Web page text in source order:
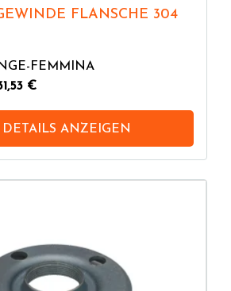
FLANSCHE 304
FEMMINA
€
DETAILS ANZEIGEN